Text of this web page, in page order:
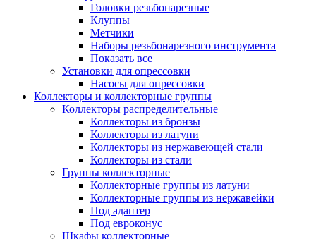
Головки резьбонарезные
Клуппы
Метчики
Наборы резьбонарезного инструмента
Показать все
Установки для опрессовки
Насосы для опрессовки
Коллекторы и коллекторные группы
Коллекторы распределительные
Коллекторы из бронзы
Коллекторы из латуни
Коллекторы из нержавеющей стали
Коллекторы из стали
Группы коллекторные
Коллекторные группы из латуни
Коллекторные группы из нержавейки
Под адаптер
Под евроконус
Шкафы коллекторные